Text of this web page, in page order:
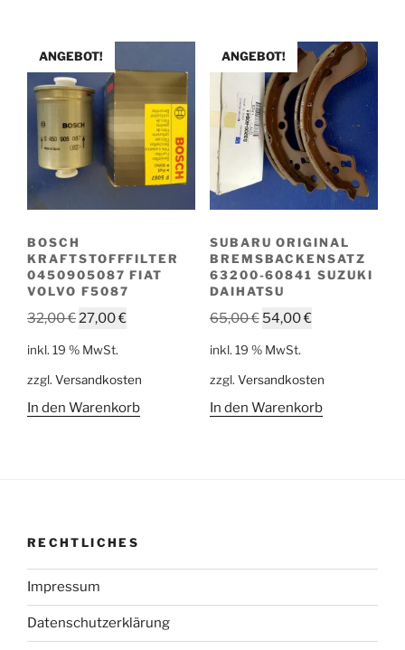
ANGEBOT!
BOSCH
KRAFTSTOFFFILTER
0450905087 FIAT
VOLVO F5087
32,00€ Ursprünglicher
32,00 €
27,00€Aktueller
27,00 €.
inkl. 19 % MwSt.
zzgl. Versandkosten
In den Warenkorb
ANGEBOT!
SUBARU ORIGINAL
BREMSBACKENSATZ
63200-60841 SUZUKI
DAIHATSU
65,00€ Ursprünglicher
65,00 €
54,00€Aktueller
54,00 €.
inkl. 19 % MwSt.
zzgl. Versandkosten
In den Warenkorb
RECHTLICHES
Impressum
Datenschutzerklärung